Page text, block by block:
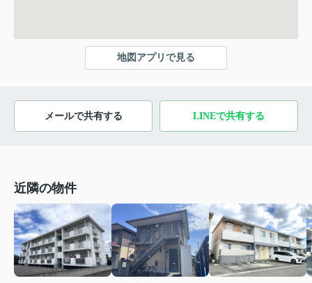
地図アプリで見る
メールで共有する LINEで共有する
近隣の物件